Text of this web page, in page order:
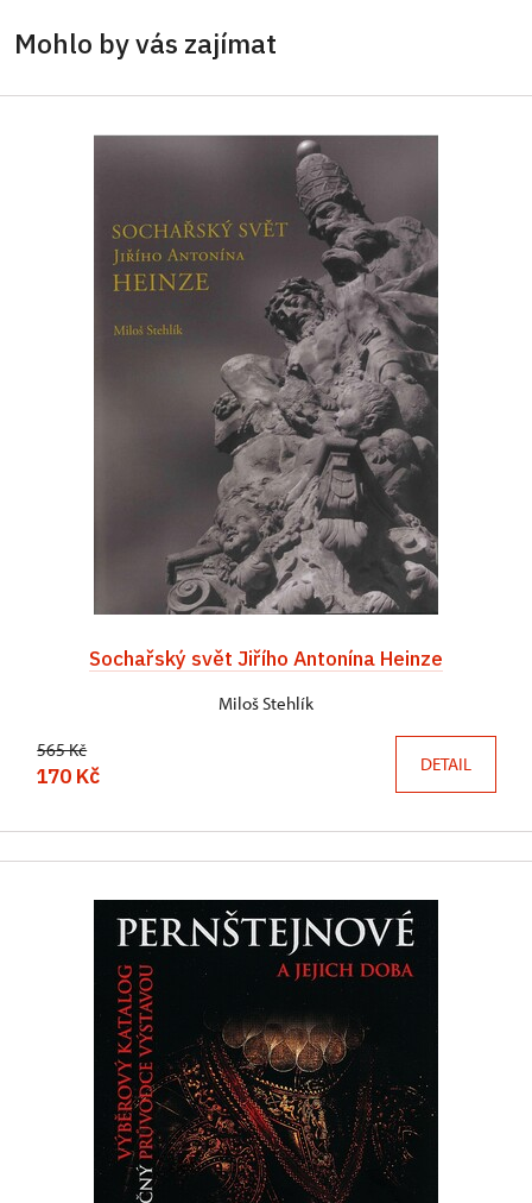
Mohlo by vás zajímat
Sochařský svět Jiřího Antonína Heinze
Miloš Stehlík
565 Kč
170 Kč DETAIL